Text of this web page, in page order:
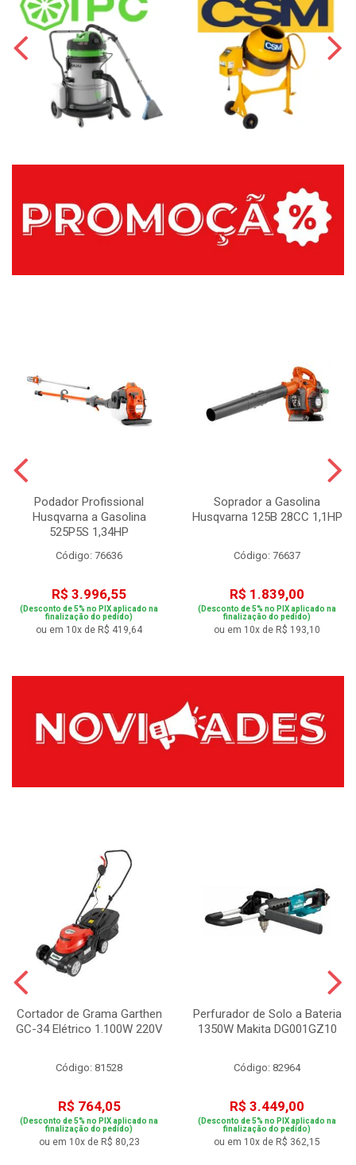
Podador Profissional
Husqvarna a Gasolina
525P5S 1,34HP
Código: 76636
R$ 3.996,55
(Desconto de 5% no PIX aplicado na
finalização do pedido)
ou em 10x de R$ 419,64
Soprador a Gasolina
Husqvarna 125B 28CC 1,1HP
Código: 76637
R$ 1.839,00
(Desconto de 5% no PIX aplicado na
finalização do pedido)
ou em 10x de R$ 193,10
Cortador de Grama Garthen
GC-34 Elétrico 1.100W 220V
Código: 81528
R$ 764,05
(Desconto de 5% no PIX aplicado na
finalização do pedido)
ou em 10x de R$ 80,23
Perfurador de Solo a Bateria
1350W Makita DG001GZ10
Código: 82964
R$ 3.449,00
(Desconto de 5% no PIX aplicado na
finalização do pedido)
ou em 10x de R$ 362,15